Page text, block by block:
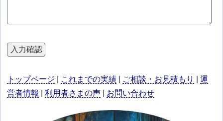
トップページ これまでの実績 ご相談・お見積もり |運
営者情報
|利用者さまの声 お問い合わせ